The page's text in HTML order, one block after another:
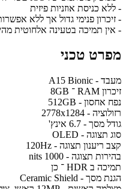
- ללא כניסת אוזניות פיזית
- זיכרון פנימי גדול אך ללא
- אין תמיכה בטעינה אלחוטית
מפרט טכני
מעבד - A15 Bionic
זיכרון RAM ־ 8GB
נפח אחסון - 512GB
רזולוציה - 2778x1284
גודל מסך - 6.7 אינץ'
סוג תצוגה - OLED
קצב ריענון תצוגה - 120Hz
בהירות תצוגה - 1000 nits
תמיכה ב HDR ־ כן
הגנת מסך - Ceramic Shield